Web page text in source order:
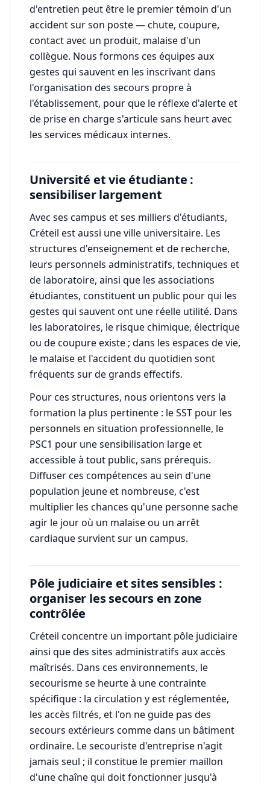
d'entretien peut être le premier témoin d'un
accident sur son poste — chute, coupure,
contact avec un produit, malaise d'un
collègue. Nous formons ces équipes aux
gestes qui sauvent en les inscrivant dans
l'organisation des secours propre à
l'établissement, pour que le réflexe d'alerte et
de prise en charge s'articule sans heurt avec
les services médicaux internes.
Université et vie étudiante :
sensibiliser largement
Avec ses campus et ses milliers d'étudiants,
Créteil est aussi une ville universitaire. Les
structures d'enseignement et de recherche,
leurs personnels administratifs, techniques et
de laboratoire, ainsi que les associations
étudiantes, constituent un public pour qui les
gestes qui sauvent ont une réelle utilité. Dans
les laboratoires, le risque chimique, électrique
ou de coupure existe ; dans les espaces de vie,
le malaise et l'accident du quotidien sont
fréquents sur de grands effectifs.
Pour ces structures, nous orientons vers la
formation la plus pertinente : le SST pour les
personnels en situation professionnelle, le
PSC1 pour une sensibilisation large et
accessible à tout public, sans prérequis.
Diffuser ces compétences au sein d'une
population jeune et nombreuse, c'est
multiplier les chances qu'une personne sache
agir le jour où un malaise ou un arrêt
cardiaque survient sur un campus.
Pôle judiciaire et sites sensibles :
organiser les secours en zone
contrôlée
Créteil concentre un important pôle judiciaire
ainsi que des sites administratifs aux accès
maîtrisés. Dans ces environnements, le
secourisme se heurte à une contrainte
spécifique : la circulation y est réglementée,
les accès filtrés, et l'on ne guide pas des
secours extérieurs comme dans un bâtiment
ordinaire. Le secouriste d'entreprise n'agit
jamais seul ; il constitue le premier maillon
d'une chaîne qui doit fonctionner jusqu'à